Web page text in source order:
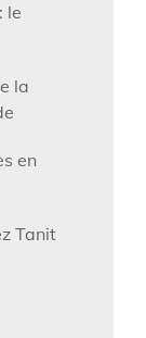
le
la
en
Tanit